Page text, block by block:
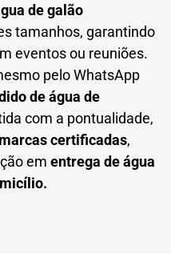
de galão
tamanhos, garantindo
eventos ou reuniões.
pelo WhatsApp
de água de
com a pontualidade,
certificadas,
em entrega de água